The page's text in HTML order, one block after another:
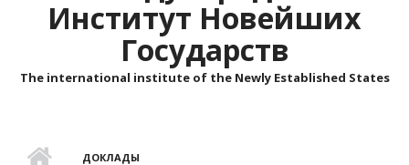
Институт Новейших
Государств
The international institute of the Newly Established States
ДОКЛАДЫ